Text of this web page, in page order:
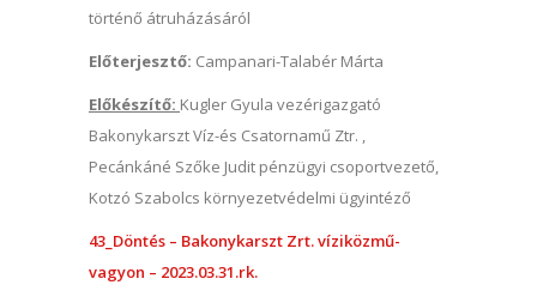
történő átruházásáról
Előterjesztő: Campanari-Talabér Márta
Előkészítő: Kugler Gyula vezérigazgató
Bakonykarszt Víz-és Csatornamű Ztr. ,
Pecánkáné Szőke Judit pénzügyi csoportvezető,
Kotzó Szabolcs környezetvédelmi ügyintéző
43_Döntés – Bakonykarszt Zrt. víziközmű-
vagyon – 2023.03.31.rk.